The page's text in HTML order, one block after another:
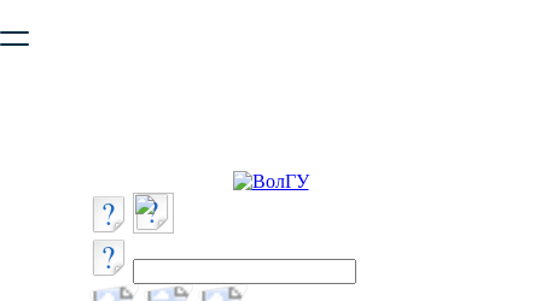
безопасную работу с сайтом. Пожалуйста